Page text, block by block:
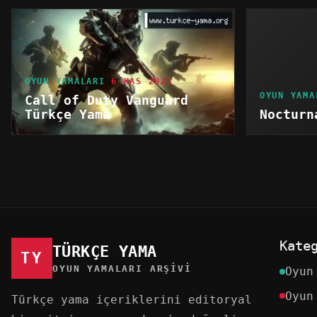
OYUN YAMALARI 6 KAS 2021
Call of Duty Vanguard
Türkçe Yama
OYUN
TY TÜRKÇE YAMA
OYUN YAMALARI ARŞIVI
Türkçe yama içeriklerini editoryal